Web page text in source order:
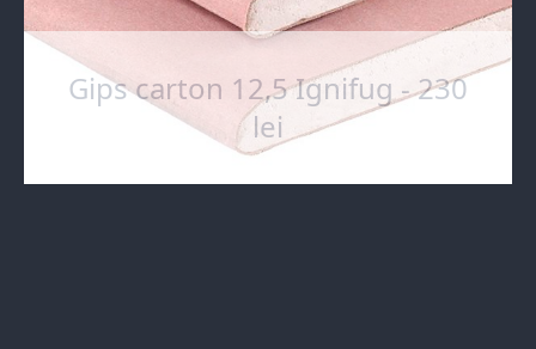
Gips carton 12,5 Ignifug - 230
lei